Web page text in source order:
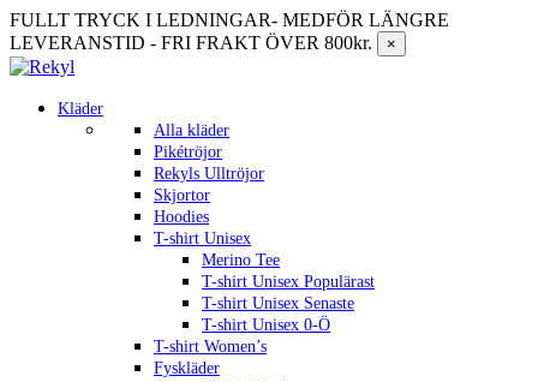
FULLT TRYCK I LEDNINGAR- MEDFÖR LÄNGRE
LEVERANSTID - FRI FRAKT ÖVER 800kr.
×
Kläder
Alla kläder
Pikétröjor
Rekyls Ulltröjor
Skjortor
Hoodies
T-shirt Unisex
Merino Tee
T-shirt Unisex Populärast
T-shirt Unisex Senaste
T-shirt Unisex 0-Ö
T-shirt Women’s
Fyskläder